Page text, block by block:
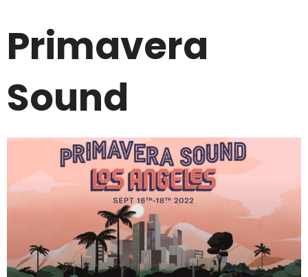
Primavera
Sound